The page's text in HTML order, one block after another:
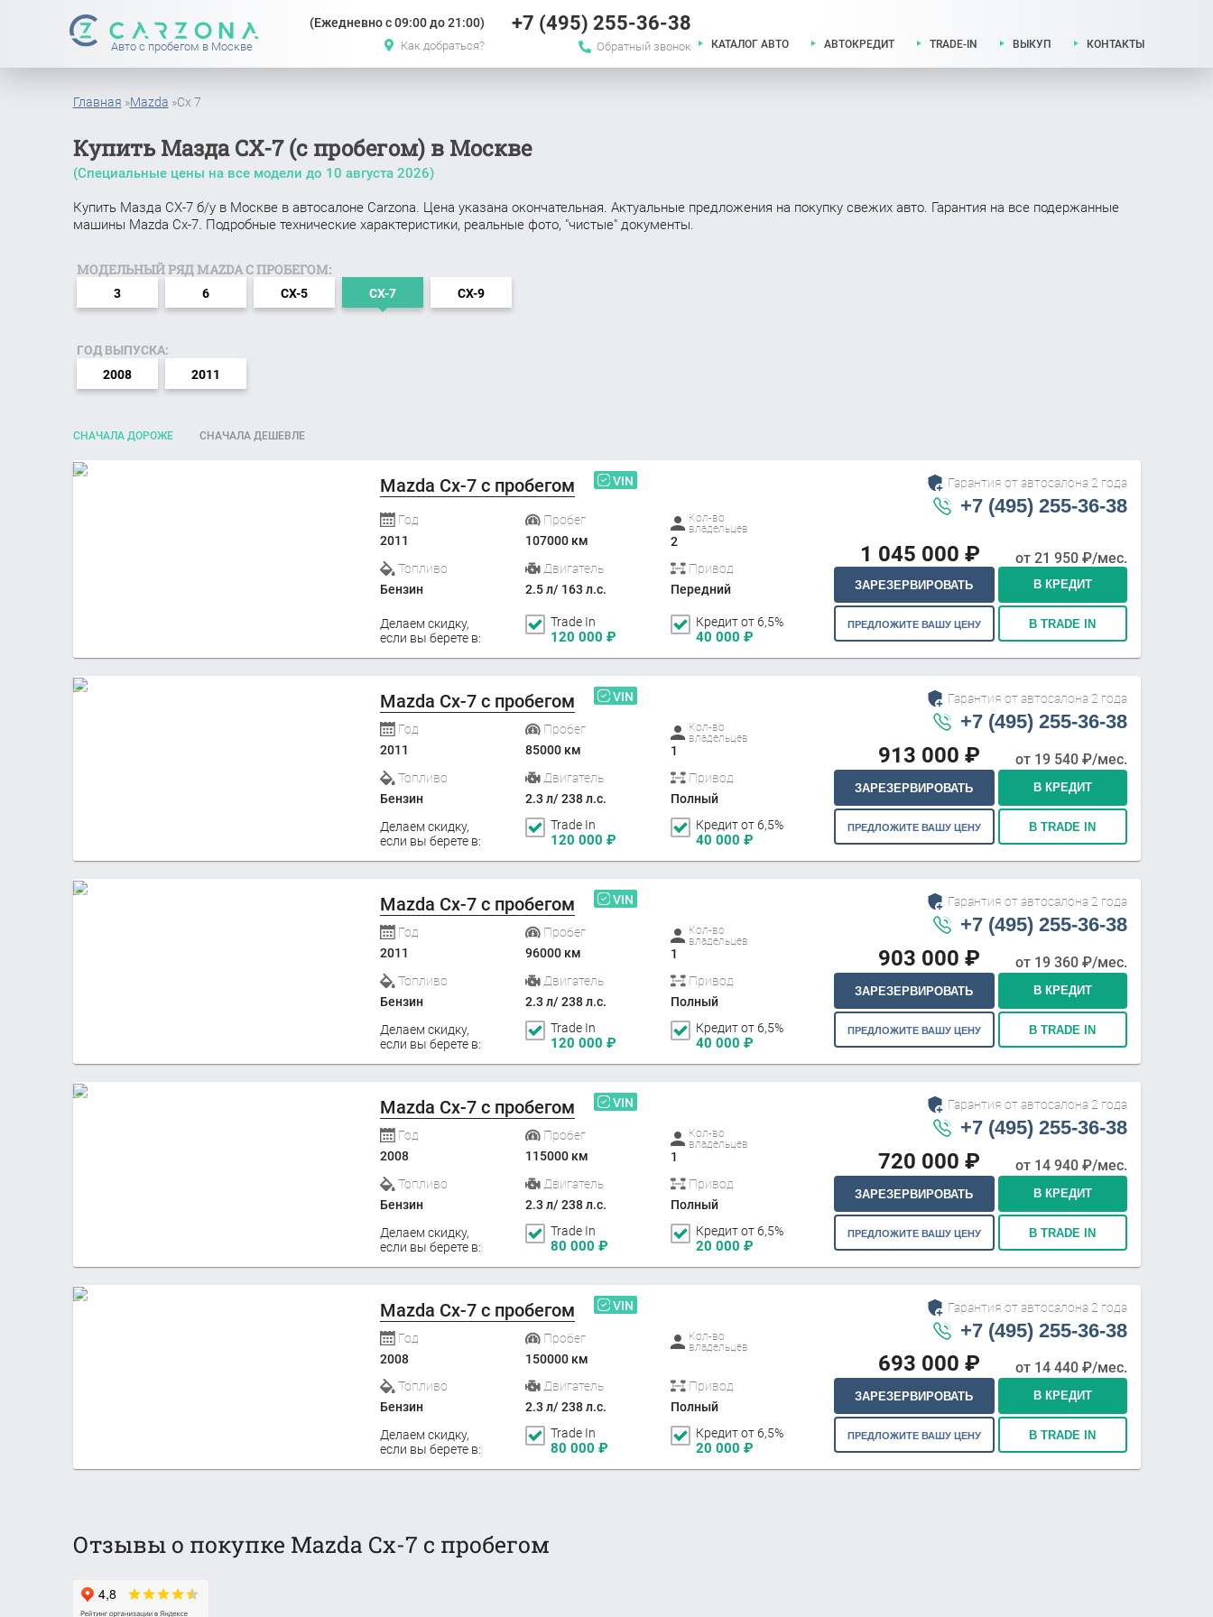
Авто с пробегом в Москве
(Ежедневно с 09:00 до 21:00)
Как добраться?
+7 (495) 255-36-38
Обратный звонок КАТАЛОГ АВТО АВТОКРЕДИТ TRADE-IN ВЫКУП КОНТАКТЫ
Главная »Mazda »Cx 7
Купить Мазда СХ-7 (с пробегом) в Москве
(Специальные цены на все модели до 10 августа 2026)
Купить Мазда СХ-7 б/у в Москве в автосалоне Carzona. Цена указана окончательная. Актуальные предложения на покупку свежих авто. Гарантия на все подержанные
машины Mazda Cx-7. Подробные технические характеристики, реальные фото, "чистые" документы.
МОДЕЛЬНЫЙ РЯД MAZDA С ПРОБЕГОМ:
3 6 CX-5 CX-7 CX-9
ГОД ВЫПУСКА:
2008
2011
СНАЧАЛА ДОРОЖЕ СНАЧАЛА ДЕШЕВЛЕ
Mazda Cx-7 с пробегом VIN
Год
2011
Пробег
107000 км
Кол-во
владельцев
2
Топливо
Бензин
Двигатель
2.5 л/ 163 л.с.
Привод
Передний
Делаем скидку,
если вы берете в:
Trade In
120 000 ₽
Кредит от 6,5%
40 000 ₽
Гарантия от автосалона 2 года
+7 (495) 255-36-38
1 045 000 ₽ от 21 950₽/мес.
ЗАРЕЗЕРВИРОВАТЬ В КРЕДИТ
ПРЕДЛОЖИТЕ ВАШУ ЦЕНУ В TRADE IN
Mazda Cx-7 с пробегом VIN
Год
2011
Пробег
85000 км
Кол-во
владельцев
1
Топливо
Бензин
Двигатель
2.3 л/ 238 л.с.
Привод
Полный
Делаем скидку,
если вы берете в:
Trade In
120 000 ₽
Кредит от 6,5%
40 000 ₽
Гарантия от автосалона 2 года
+7 (495) 255-36-38
913 000 ₽ от 19 540₽/мес.
ЗАРЕЗЕРВИРОВАТЬ В КРЕДИТ
ПРЕДЛОЖИТЕ ВАШУ ЦЕНУ В TRADE IN
Mazda Cx-7 с пробегом VIN
Год
2011
Пробег
96000 км
Кол-во
владельцев
1
Топливо
Бензин
Двигатель
2.3 л/ 238 л.с.
Привод
Полный
Делаем скидку,
если вы берете в:
Trade In
120 000 ₽
Кредит от 6,5%
40 000 ₽
Гарантия от автосалона 2 года
+7 (495) 255-36-38
903 000 ₽ от 19 360₽/мес.
ЗАРЕЗЕРВИРОВАТЬ В КРЕДИТ
ПРЕДЛОЖИТЕ ВАШУ ЦЕНУ В TRADE IN
Mazda Cx-7 с пробегом VIN
Год
2008
Пробег
115000 км
Кол-во
владельцев
1
Топливо
Бензин
Двигатель
2.3 л/ 238 л.с.
Привод
Полный
Делаем скидку,
если вы берете в:
Trade In
80 000 ₽
Кредит от 6,5%
20 000 ₽
Гарантия от автосалона 2 года
+7 (495) 255-36-38
720 000 ₽ от 14 940₽/мес.
ЗАРЕЗЕРВИРОВАТЬ В КРЕДИТ
ПРЕДЛОЖИТЕ ВАШУ ЦЕНУ В TRADE IN
Mazda Cx-7 с пробегом VIN
Год
2008
Пробег
150000 км
Кол-во
владельцев
Топливо
Бензин
Двигатель
2.3 л/ 238 л.с.
Привод
Полный
Делаем скидку,
если вы берете в:
Trade In
80 000 ₽
Кредит от 6,5%
20 000 ₽
Гарантия от автосалона 2 года
+7 (495) 255-36-38
693 000 ₽ от 14 440₽/мес.
ЗАРЕЗЕРВИРОВАТЬ В КРЕДИТ
ПРЕДЛОЖИТЕ ВАШУ ЦЕНУ В TRADE IN
Отзывы о покупке Mazda Cx-7 с пробегом